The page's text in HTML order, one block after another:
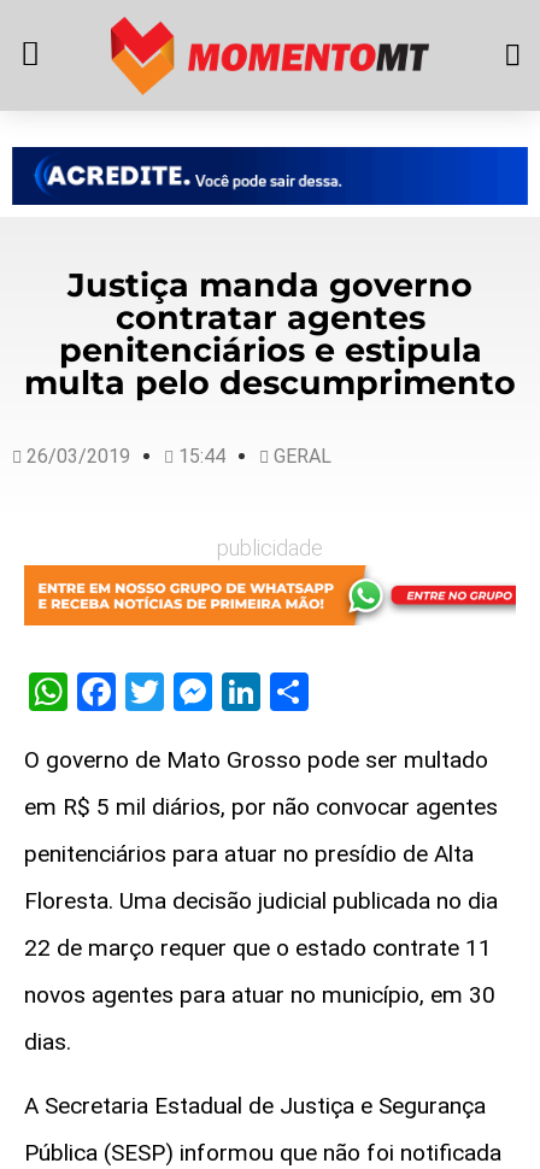
Justiça manda governo
contratar agentes
penitenciários e estipula
multa pelo descumprimento
26/03/2019 15:44 GERAL
publicidade
WhatsApp
Facebook
Twitter
Messenger
LinkedIn
O governo de Mato Grosso pode ser multado
em R$ 5 mil diários, por não convocar agentes
penitenciários para atuar no presídio de Alta
Floresta. Uma decisão judicial publicada no dia
22 de março requer que o estado contrate 11
novos agentes para atuar no município, em 30
dias.
A Secretaria Estadual de Justiça e Segurança
Pública (SESP) informou que não foi notificada